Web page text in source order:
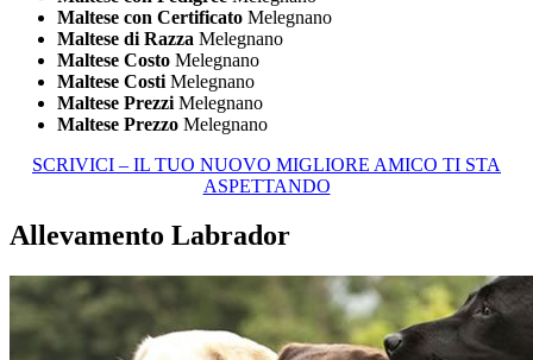
Maltese con Certificato Melegnano
Maltese di Razza Melegnano
Maltese Costo Melegnano
Maltese Costi Melegnano
Maltese Prezzi Melegnano
Maltese Prezzo Melegnano
SCRIVICI – IL TUO NUOVO MIGLIORE AMICO TI STA
ASPETTANDO
Allevamento Labrador